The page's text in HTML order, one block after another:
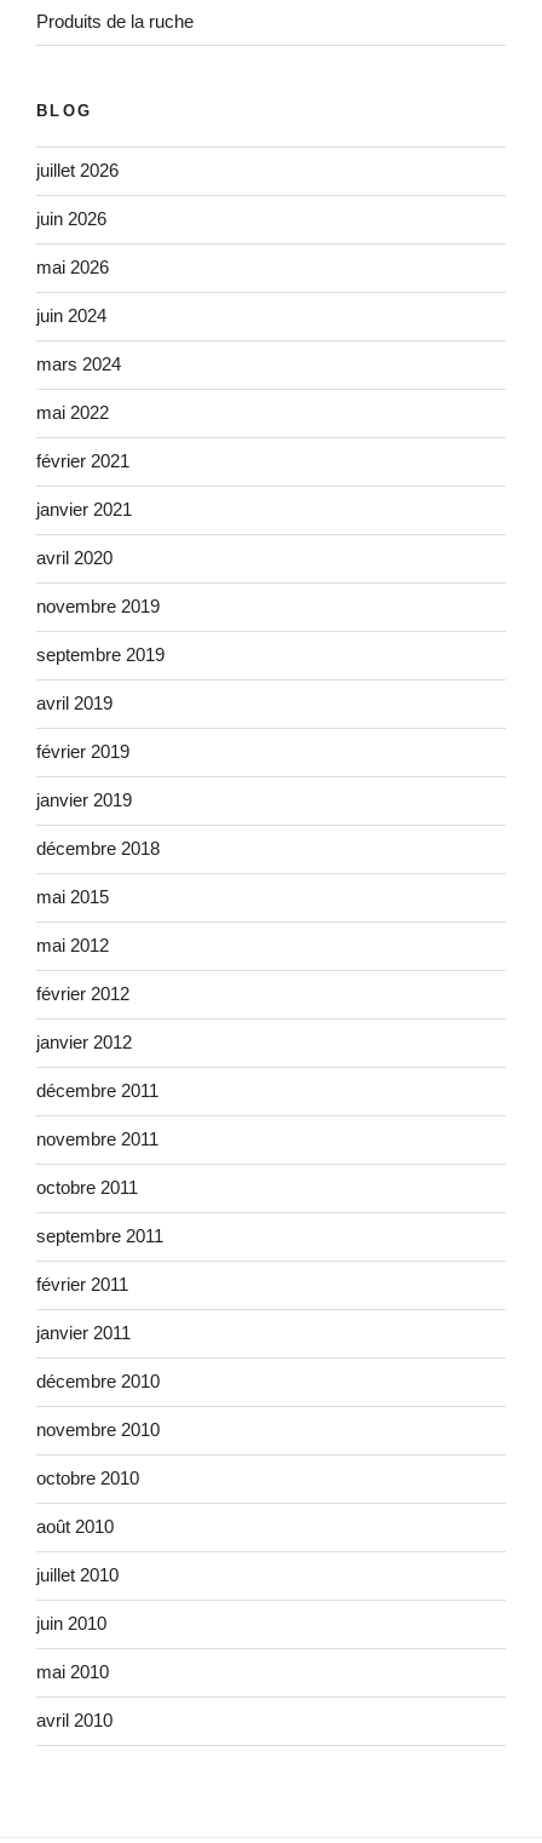
Produits de la ruche
BLOG
juillet 2026
juin 2026
mai 2026
juin 2024
mars 2024
mai 2022
février 2021
janvier 2021
avril 2020
novembre 2019
septembre 2019
avril 2019
février 2019
janvier 2019
décembre 2018
mai 2015
mai 2012
février 2012
janvier 2012
décembre 2011
novembre 2011
octobre 2011
septembre 2011
février 2011
janvier 2011
décembre 2010
novembre 2010
octobre 2010
août 2010
juillet 2010
juin 2010
mai 2010
avril 2010